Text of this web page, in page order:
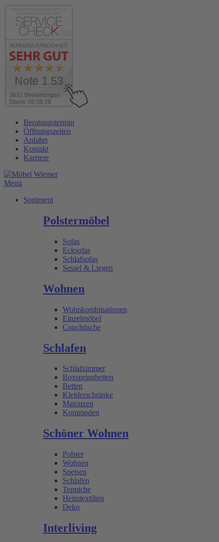
3632 Bewertungen
Stand: 06.08.26
Note 1.53
Inhalt
wechseln
Beratungstermin
Öffnungszeiten
Anfahrt
Kontakt
Karriere
Menü
Sortiment
Polstermöbel
Sofas
Ecksofas
Schlafsofas
Sessel & Liegen
Wohnen
Wohnkombinationen
Einzelmöbel
Couchtische
Schlafen
Schlafzimmer
Boxspringbetten
Betten
Kleiderschränke
Matratzen
Kommoden
Schöner Wohnen
Polster
Wohnen
Speisen
Schlafen
Teppiche
Heimtextilien
Deko
Interliving